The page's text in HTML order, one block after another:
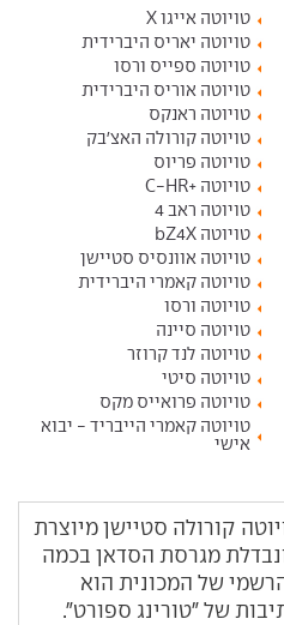
טויוטה אייגו X
טויוטה יאריס היברידית
טויוטה ספייס ורסו
טויוטה אוריס היברידית
טויוטה ראנקס
טויוטה קורולה האצ'בק
טויוטה פריוס
טויוטה +C-HR
טויוטה ראב 4
טויוטה bZ4X
טויוטה אוונסיס סטיישן
טויוטה קאמרי היברידית
טויוטה ורסו
טויוטה סיינה
טויוטה לנד קרוזר
טויוטה סיטי
טויוטה פרואייס מקס
טויוטה קאמרי הייבריד - יבוא
אישי
קורולה סטיישן מיוצרת
מגרסת הסדאן בכמה
של המכונית הוא